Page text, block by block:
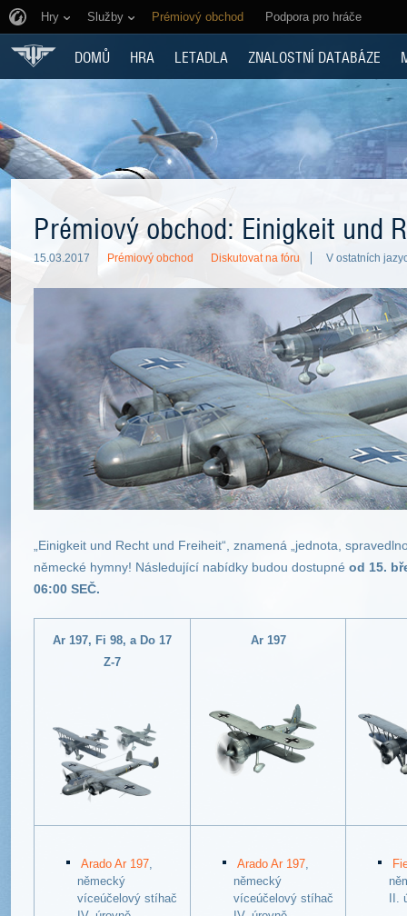
Hry Služby Prémiový obchod Podpora pro hráče
DOMŮ HRA LETADLA ZNALOSTNÍ DATABÁZE
Prémiový obchod: Einigkeit und
15.03.2017 Prémiový obchod Diskutovat na fóru V ostatních
„Einigkeit und Recht und Freiheit“, znamená „jednota,
německé hymny! Následující nabídky budou dostupné od 15.
06:00 SEČ.
Ar 197, Fi 98, a Do 17
Z-7
Ar 197
Arado Ar 197
německý
víceúčelový stíhač
Arado Ar 197
německý
víceúčelový stíhač
II.